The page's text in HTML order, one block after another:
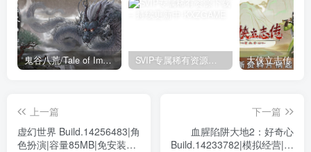
鬼谷八荒/Tale of Immortal v1.2.105.259|角色扮演|容量27.4GB|免安装绿色中文版
上一篇
虚幻世界 Build.14256483|角
色扮演|容量85MB|免安装绿
下一篇
血腥陷阱大地2：好奇心
Build.14233782|模拟经营|容